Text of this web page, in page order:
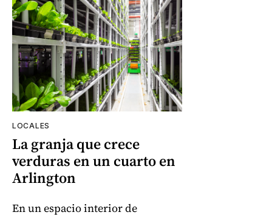
LOCALES
La granja que crece
verduras en un cuarto en
Arlington
En un espacio interior de